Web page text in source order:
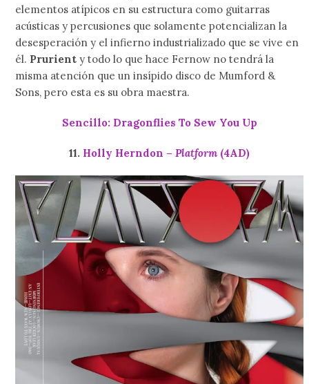
elementos atípicos en su estructura como guitarras
acústicas y percusiones que solamente potencializan la
desesperación y el infierno industrializado que se vive en
él. Prurient y todo lo que hace Fernow no tendrá la
misma atención que un insípido disco de Mumford &
Sons, pero esta es su obra maestra.
Sencillo: Dragonflies To Sew You Up
11. Holly Herndon –Platform (4AD)